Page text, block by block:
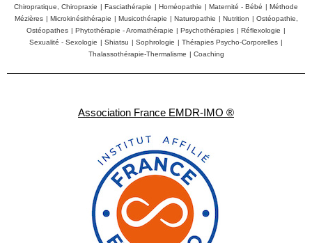
Association France EMDR-IMO ®
Chiropratique, Chiropraxie | Fasciathérapie | Homéopathie | Maternité - Bébé | Méthode
Mézières | Microkinésithérapie | Musicothérapie | Naturopathie | Nutrition | Ostéopathie,
Ostéopathes | Phytothérapie - Aromathérapie | Psychothérapies | Réflexologie |
Sexualité - Sexologie | Shiatsu | Sophrologie | Thérapies Psycho-Corporelles |
Thalassothérapie-Thermalisme | Coaching